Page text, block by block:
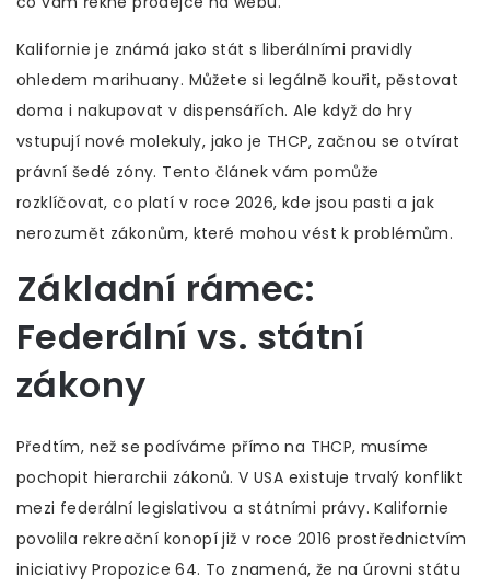
Kalifornie je známá jako stát s liberálními pravidly
ohledem marihuany. Můžete si legálně kouřit, pěstovat
doma i nakupovat v dispensářích. Ale když do hry
vstupují nové molekuly, jako je THCP, začnou se otvírat
právní šedé zóny. Tento článek vám pomůže
rozklíčovat, co platí v roce 2026, kde jsou pasti a jak
nerozumět zákonům, které mohou vést k problémům.
Základní rámec:
Federální vs. státní
zákony
Předtím, než se podíváme přímo na THCP, musíme
pochopit hierarchii zákonů. V USA existuje trvalý konflikt
mezi federální legislativou a státními právy. Kalifornie
povolila rekreační konopí již v roce 2016 prostřednictvím
iniciativy Propozice 64. To znamená, že na úrovni státu